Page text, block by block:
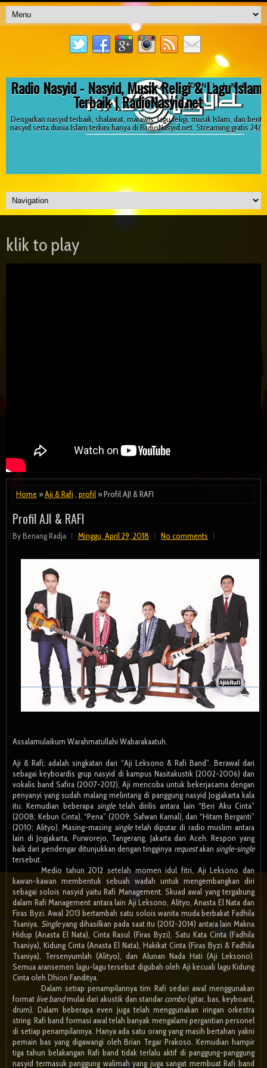
Radio Nasyid - Nasyid, Musik Religi & Lagu Islami
Terbaik | RadioNasyid.net
Dengarkan nasyid terbaik, shalawat, marawis, lagu religi, musik Islam, dan berita
nasyid serta dunia Islam terkini hanya di RadioNasyid.net. Streaming gratis 24/7!
klik to play
Home »Aji & Rafi , profil » Profil AJI & RAFI
Profil AJI & RAFI
ByBenang Radja Minggu, April 29, 2018 No comments
Assalamulaikum Warahmatullahi Wabarakaatuh.
Aji & Rafi; adalah singkatan dari “Aji Leksono & Rafi Band”. Berawal dari
sebagai keyboardis grup nasyid di kampus Nasitakustik (2002-2006) dan
vokalis band Safira (2007-2012), Aji mencoba untuk bekerjasama dengan
penyanyi yang sudah malang melintang di panggung nasyid Jogjakarta kala
itu. Kemudian beberapasingletelah dirilis antara lain “Beri Aku Cinta”
(2008; Kebun Cinta), “Pena” (2009; Safwan Kamal), dan “Hitam Berganti”
(2010; Alityo). Masing-masing singletelah diputar di radio muslim antara
lain di Jogjakarta, Purworejo, Tangerang, Jakarta dan Aceh. Respon yang
baik dari pendengar ditunjukkan dengan tingginya requestakan single-single
tersebut.
Medio tahun 2012 setelah momen idul fitri, Aji Leksono dan
kawan-kawan membentuk sebuah wadah untuk mengembangkan diri
sebagai solois nasyid yaitu Rafi Management. Skuad awal yang tergabung
dalam Rafi Management antara lain Aji Leksono, Alityo, Anasta El Nata dan
Firas Byzi. Awal 2013 bertambah satu solois wanita muda berbakat Fadhila
Tsaniya. Singleyang dihasilkan pada saat itu (2012-2014) antara lain Makna
Hidup (Anasta El Nata), Cinta Rasul (Firas Byzi), Satu Kata Cinta (Fadhila
Tsaniya), Kidung Cinta (Anasta El Nata), Hakikat Cinta (Firas Byzi & Fadhila
Tsaniya), Tersenyumlah (Alityo), dan Alunan Nada Hati (Aji Leksono).
Semua aransemen lagu-lagu tersebut digubah oleh Aji kecuali lagu Kidung
Cinta oleh Dhion Fanditya.
Dalam setiap penampilannya tim Rafi sedari awal menggunakan
format live bandmulai dari akustik dan standar combo(gitar, bas, keyboard,
drum). Dalam beberapa even juga telah menggunakan iringan orkestra
string. Rafi band formasi awal telah banyak mengalami pergantian personel
di setiap penampilannya. Hanya ada satu orang yang masih bertahan yakni
pemain bas yang digawangi oleh Brian Tegar Prakoso. Kemudian hampir
tiga tahun belakangan Rafi band tidak terlalu aktif di panggung-panggung
nasyid termasuk panggung walimah yang juga sangat membuat Rafi band